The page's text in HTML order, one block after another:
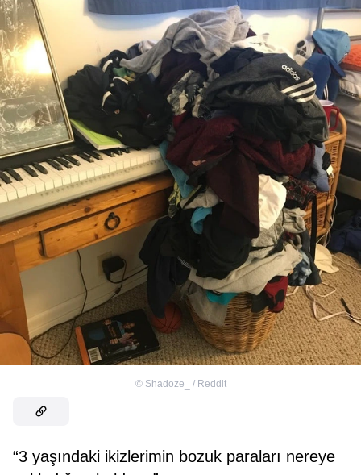
© Shadoze_ / Reddit
“3 yaşındaki ikizlerimin bozuk paraları nereye